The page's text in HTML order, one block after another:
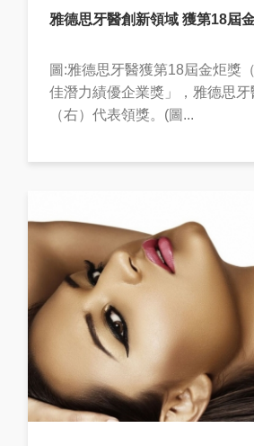
雅德思牙醫創新領域 獲第18屆
圖:雅德思牙醫獲第18屆金炬獎
佳潛力績優企業獎」，雅德思
（右）代表領獎。(圖...